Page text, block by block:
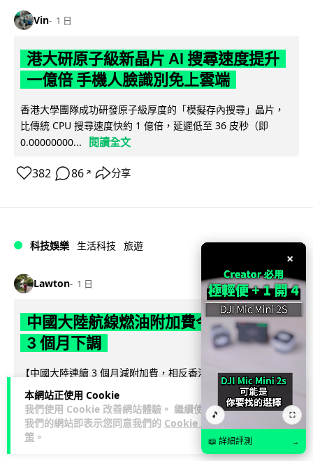
本網站正使用 Cookie
我們使用 Cookie 改善網站體驗。 繼續使用
我們的網站即表示您同意我們的 Cookie 政
策 。
Vin 1 日
港大研原子級新晶片 AI 搜尋速度提升
一億倍 手機人臉識別免上雲端
香港大學團隊成功研發原子級厚度的「模擬存內搜尋」晶片，
比傳統 CPU 搜尋速度快約 1 億倍，延遲低至 36 皮秒（即
0.00000000...
閱讀全文
382 86 ↗ 分享
科技娛樂 生活科技 旅遊
Lawton 1 日
中國大陸航線燃油附加費今日再降 連續
3 個月下調
【中國大陸連續 3 個月減附加費，相反香港不斷加價】中國大
陸多家航空公司自 8 月 5 日起再度下調內陸航線燃油附加費，
為年內連續第 3 個... 閱讀全文
34
×
🎵 ⛶
📖 詳細評測 →